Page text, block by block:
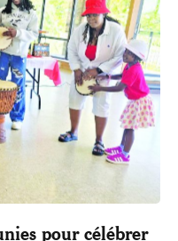
pour célébrer